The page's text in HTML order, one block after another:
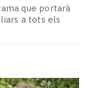
que portarà
a tots els